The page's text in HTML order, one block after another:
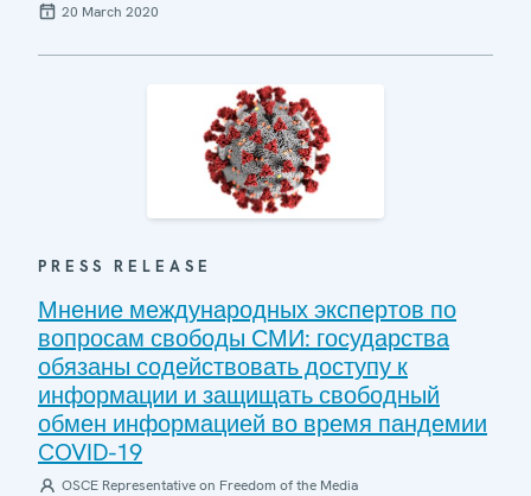
20 March 2020
PRESS RELEASE
Мнение международных экспертов по
вопросам свободы СМИ: государства
обязаны содействовать доступу к
информации и защищать свободный
обмен информацией во время пандемии
COVID-19
OSCE Representative on Freedom of the Media